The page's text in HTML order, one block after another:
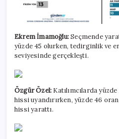
Ekrem İmamoğlu:Seçmende
yüzde 45 olurken, tedirginlik ve
seviyesinde gerçekleşti.
Özgür Özel: Katılımcılarda
hissi uyandırırken, yüzde 46
hissi yarattı.